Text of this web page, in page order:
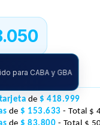
$360.226
tarjeta de $ 418.999
de $ 153.633 - Total $
para CABA y GBA